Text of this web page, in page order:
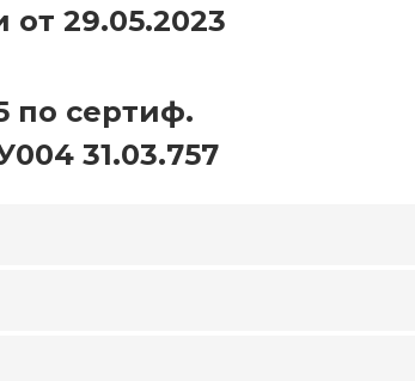
29.05.2023
по сертиф.
31.03.757